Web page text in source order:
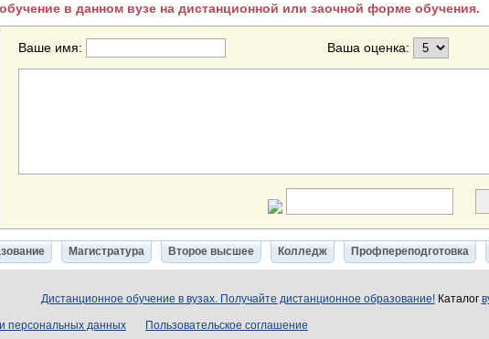
обучение в данном вузе на дистанционной или заочной форме обучения.
Ваше имя: Ваша оценка:
Магистратура Второе высшее Колледж Профпереподготовка
Дистанционное обучение в вузах. Получайте дистанционное образование!Каталог
персональных данных Пользовательское соглашение